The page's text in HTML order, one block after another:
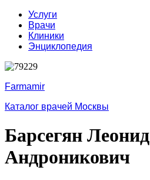
Услуги
Врачи
Клиники
Энциклопедия
Farmamir
Каталог врачей Москвы
Барсегян Леонид
Андроникович